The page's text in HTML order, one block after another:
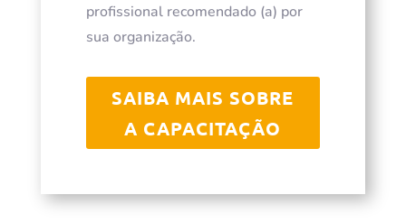
profissional recomendado (a) por
sua organização.
SAIBA MAIS SOBRE
A CAPACITAÇÃO